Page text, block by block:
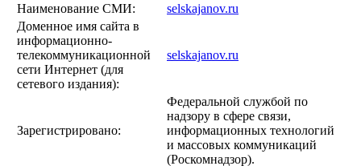
Наименование СМИ:
selskajanov.ru
Доменное имя сайта в
информационно-
телекоммуникационной
сети Интернет (для
сетевого издания):
selskajanov.ru
Зарегистрировано:
Федеральной службой по
надзору в сфере связи,
информационных технологий
и массовых коммуникаций
(Роскомнадзор).